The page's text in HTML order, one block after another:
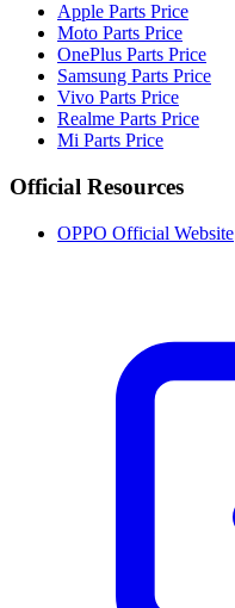
Apple Parts Price
Moto Parts Price
OnePlus Parts Price
Samsung Parts Price
Vivo Parts Price
Realme Parts Price
Mi Parts Price
Official Resources
OPPO Official Website